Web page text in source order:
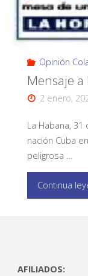
Opinión
Mensaje
2 enero,
La Habana,
nación Cuba
peligrosa …
Continua
AFILIADOS: